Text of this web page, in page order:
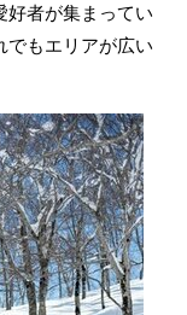
好者が集まってい
でもエリアが広い